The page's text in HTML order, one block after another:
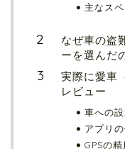
主なス
なぜ車の盗
ーを選んだ
実際に愛車
レビュー
車への
アプリ
GPSの